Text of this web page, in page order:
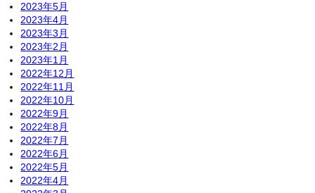
2023年5月
2023年4月
2023年3月
2023年2月
2023年1月
2022年12月
2022年11月
2022年10月
2022年9月
2022年8月
2022年7月
2022年6月
2022年5月
2022年4月